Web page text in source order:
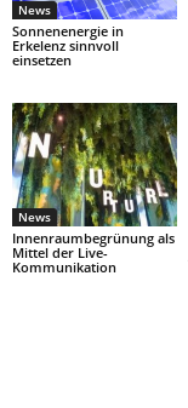
News
Sonnenenergie in
Erkelenz sinnvoll
einsetzen
News
Innenraumbegrünung als
Mittel der Live-
Kommunikation